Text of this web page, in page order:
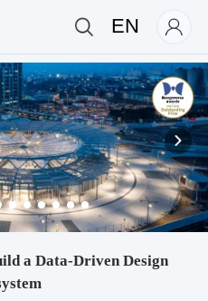
EN
a Data-Driven Design